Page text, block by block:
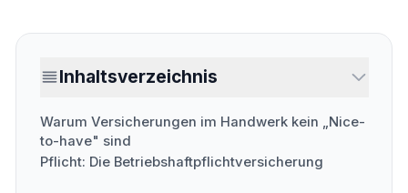
Inhaltsverzeichnis
Warum Versicherungen im Handwerk kein „Nice-
to-have" sind
Pflicht: Die Betriebshaftpflichtversicherung